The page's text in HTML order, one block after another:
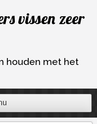
vissen zeer
houden met het